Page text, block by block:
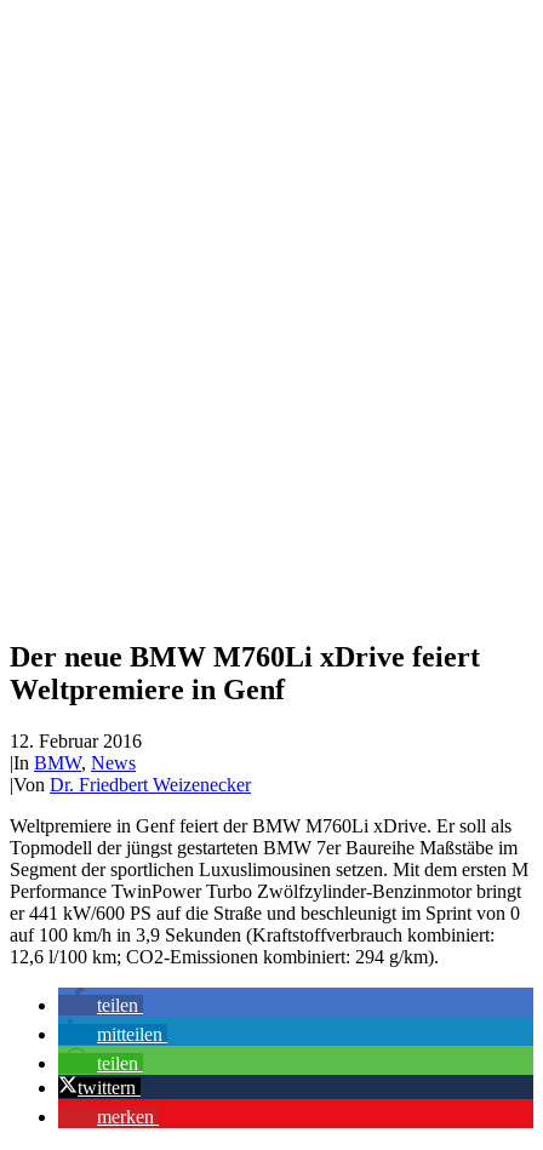
Der neue BMW M760Li xDrive feiert
Weltpremiere in Genf
12. Februar 2016
|In BMW, News
|Von Dr. Friedbert Weizenecker
Weltpremiere in Genf feiert der BMW M760Li xDrive. Er soll als
Topmodell der jüngst gestarteten BMW 7er Baureihe Maßstäbe im
Segment der sportlichen Luxuslimousinen setzen. Mit dem ersten M
Performance TwinPower Turbo Zwölfzylinder-Benzinmotor bringt
er 441 kW/600 PS auf die Straße und beschleunigt im Sprint von 0
auf 100 km/h in 3,9 Sekunden (Kraftstoffverbrauch kombiniert:
12,6 l/100 km; CO2-Emissionen kombiniert: 294 g/km).
teilen
mitteilen
teilen
twittern
merken